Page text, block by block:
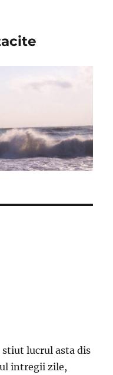
stiut lucrul asta dis
intregii zile,